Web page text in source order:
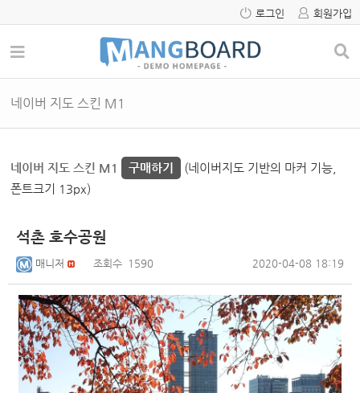
로그인 회원가입
네이버 지도 스킨 M1
네이버 지도 스킨 M1 구매하기
(네이버지도 기반의 마커 기능,
폰트크기 13px)
석촌 호수공원
매니저 조회수 1590 2020-04-08 18:19